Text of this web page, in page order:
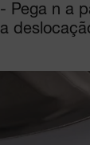
- Pega n a
a